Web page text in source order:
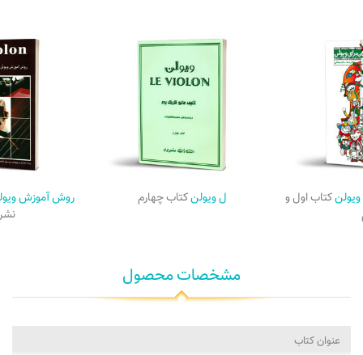
کتاب اول و
ل ویولنکتاب چهارم
روش آموزش
مشخصات محصول
عنوان کتاب